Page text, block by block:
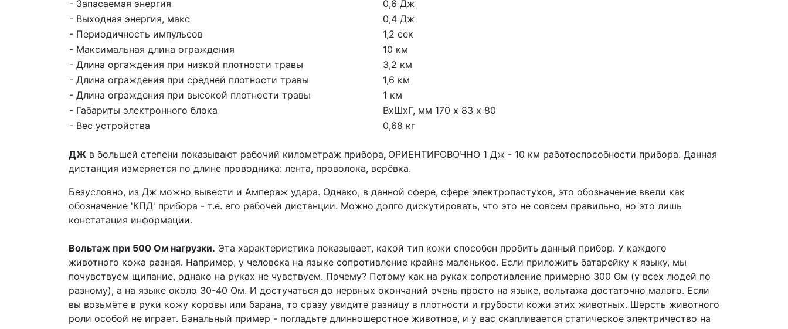
- Запасаемая энергия
0,6 Дж
- Выходная энергия, макс
0,4 Дж
- Периодичность импульсов
1,2 сек
- Максимальная длина ограждения
10 км
- Длина оргаждения при низкой плотности травы
3,2 км
- Длина ограждения при средней плотности травы
1,6 км
- Длина ограждения при высокой плотности травы
1 км
- Габариты электронного блока
ВхШхГ, мм 170 х 83 х 80
- Вес устройства
0,68 кг
ДЖ в большей степени показывают рабочий километраж прибора, ОРИЕНТИРОВОЧНО 1 Дж - 10 км работоспособности прибора. Данная
дистанция измеряется по длине проводника: лента, проволока, верёвка.
Безусловно, из Дж можно вывести и Ампераж удара. Однако, в данной сфере, сфере электропастухов, это обозначение ввели как
обозначение 'КПД' прибора - т.е. его рабочей дистанции. Можно долго дискутировать, что это не совсем правильно, но это лишь
констатация информации.
Вольтаж при 500 Ом нагрузки. Эта характеристика показывает, какой тип кожи способен пробить данный прибор. У каждого
животного кожа разная. Например, у человека на языке сопротивление крайне маленькое. Если приложить батарейку к языку, мы
почувствуем щипание, однако на руках не чувствуем. Почему? Потому как на руках сопротивление примерно 300 Ом (у всех людей по
разному), а на языке около 30-40 Ом. И достучаться до нервных окончаний очень просто на языке, вольтажа достаточно малого. Если
вы возьмёте в руки кожу коровы или барана, то сразу увидите разницу в плотности и грубости кожи этих животных. Шерсть животного
роли особой не играет. Банальный пример - погладьте длинношерстное животное, и у вас скапливается статическое электричество на